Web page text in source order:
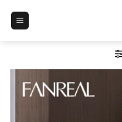
content